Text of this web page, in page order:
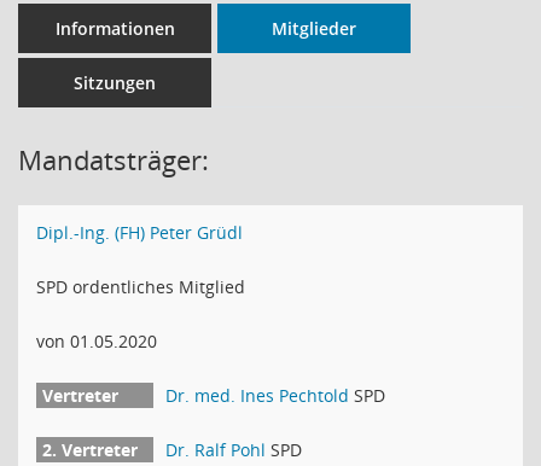
Informationen Mitglieder
Sitzungen
Mandatsträger:
Dipl.-Ing. (FH) Peter Grüdl
SPD ordentliches Mitglied
von 01.05.2020
Dr. med. Ines Pechtold SPD
Dr. Ralf Pohl SPD